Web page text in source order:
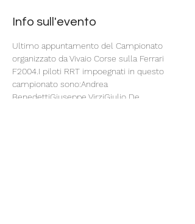
Info sull'evento
Ultimo appuntamento del Campionato
organizzato da Vivaio Corse sulla Ferrari
F2004.I piloti RRT impoegnati in questo
campionato sono:Andrea
BenedettiGiuseppe VirziGiulio De